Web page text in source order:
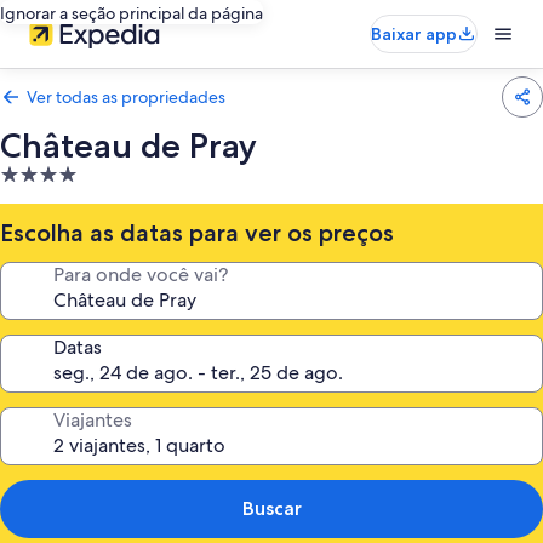
Ignorar a seção principal da página
Baixar app
Ver todas as propriedades
Château de Pray
Propriedade
4.0
estrelas
Escolha as datas para ver os preços
Para onde você vai?
Datas
Viajantes
Buscar